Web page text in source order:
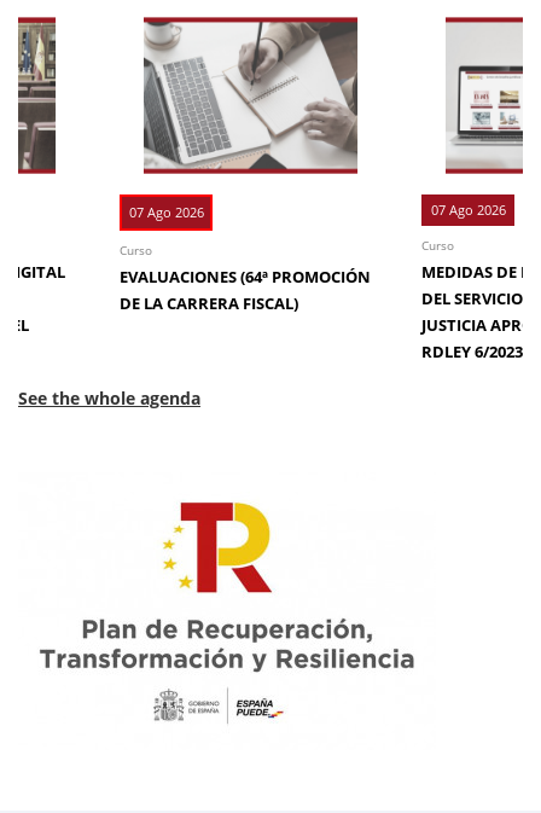
DIGITAL
EL
07 Ago 2026
Curso
EVALUACIONES (64ª PROMOCIÓN
DE LA CARRERA FISCAL)
07 Ago 2026
Curso
MEDIDAS DE
DEL SERVICIO
JUSTICIA
RDLEY 6/2023
See the whole agenda